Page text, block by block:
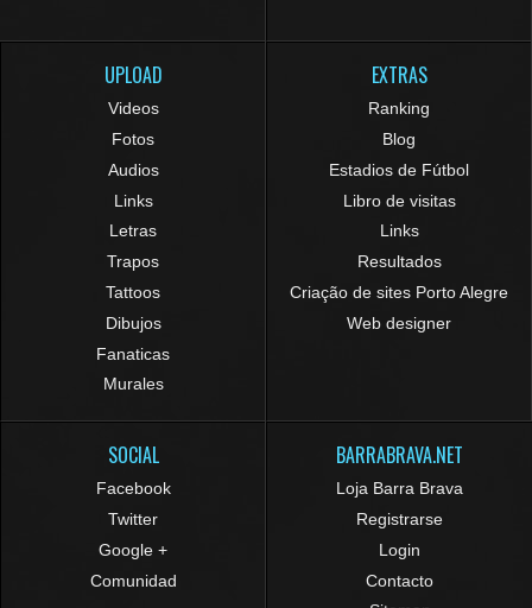
UPLOAD
Videos
Fotos
Audios
Links
Letras
Trapos
Tattoos
Dibujos
Fanaticas
Murales
EXTRAS
Ranking
Blog
Estadios de Fútbol
Libro de visitas
Links
Resultados
Criação de sites Porto Alegre
Web designer
SOCIAL
Facebook
Twitter
Google +
Comunidad
BARRABRAVA.NET
Loja Barra Brava
Registrarse
Login
Contacto